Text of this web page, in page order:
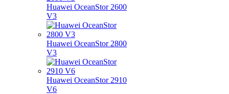
Huawei OceanStor 2600
V3
Huawei OceanStor 2800
V3
Huawei OceanStor 2910
V6